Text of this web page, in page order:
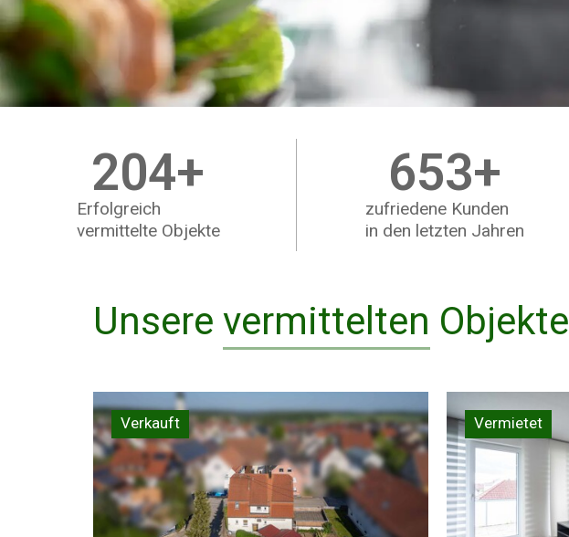
Erfolgreich
vermittelte Objekte
204+
zufriedene Kunden
in den letzten Jahren
653+
Unsere vermittelten Objekte
Verkauft Vermietet